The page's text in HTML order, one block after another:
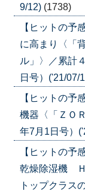
9/12) (1738)
【ヒットの
に高まり〈「
ル」〉／累計
日号）('21/07/
【ヒットの予
機器〈「ＺＯ
年7月1日号）
【ヒットの
乾燥除湿機
トップクラス